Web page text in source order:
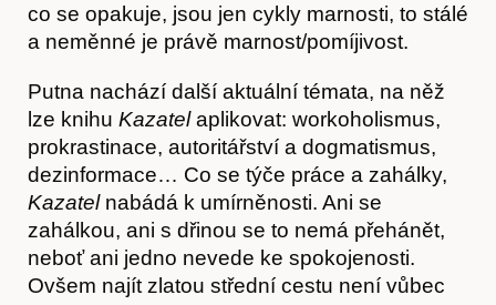
Články
co se opakuje, jsou jen cykly marnosti, to stálé
a neměnné je právě marnost/pomíjivost.
Putna nachází další aktuální témata, na něž
lze knihu Kazatelaplikovat: workoholismus,
prokrastinace, autoritářství a dogmatismus,
dezinformace… Co se týče práce a zahálky,
Kazatelnabádá k umírněnosti. Ani se
zahálkou, ani s dřinou se to nemá přehánět,
neboť ani jedno nevede ke spokojenosti.
Ovšem najít zlatou střední cestu není vůbec